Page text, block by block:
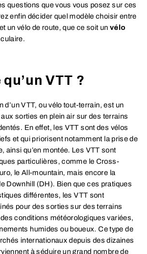
questions que vous vous posez sur ces
enfin décider quel modèle choisir entre
un vélo de route, que ce soit un vélo
qu’un VTT ?
d’un VTT, ou vélo tout-terrain, est un
sorties en plein air sur des terrains
En effet, les VTT sont des vélos
et qui priorisent notamment la prise de
ainsi qu’en montée. Les VTT sont
particulières, comme le Cross-
le All-mountain, mais encore la
Downhill (DH). Bien que ces pratiques
différentes, les VTT sont
pour des sorties sur des terrains
conditions météorologiques variées,
humides ou boueux. Ce type de
internationaux depuis des dizaines
à séduire un grand nombre de